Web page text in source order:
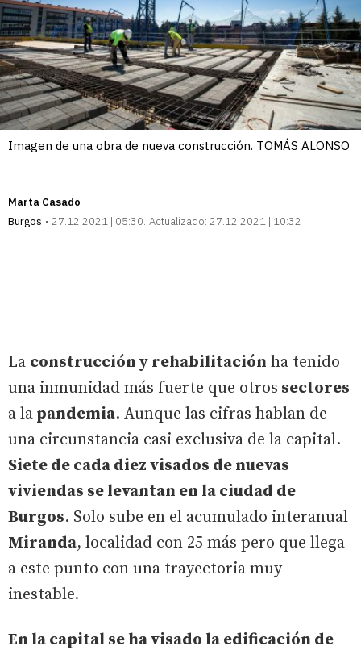
Imagen de una obra de nueva construcción. TOMÁS ALONSO
Marta Casado
Burgos
27.12.2021 | 05:30 Actualizado: 27.12.2021 | 10:32
La construcción y rehabilitación ha tenido
una inmunidad más fuerte que otros sectores
a la pandemia. Aunque las cifras hablan de
una circunstancia casi exclusiva de la capital.
Siete de cada diez visados de nuevas
viviendas se levantan en la ciudad de
Burgos. Solo sube en el acumulado interanual
Miranda, localidad con 25 más pero que llega
a este punto con una trayectoria muy
inestable.
En la capital se ha visado la edificación de